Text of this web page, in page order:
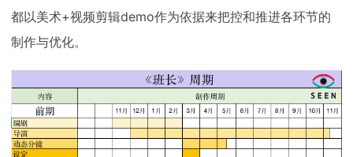
都以美术+视频剪辑demo作为依据来把控和推进各环节的
制作与优化。